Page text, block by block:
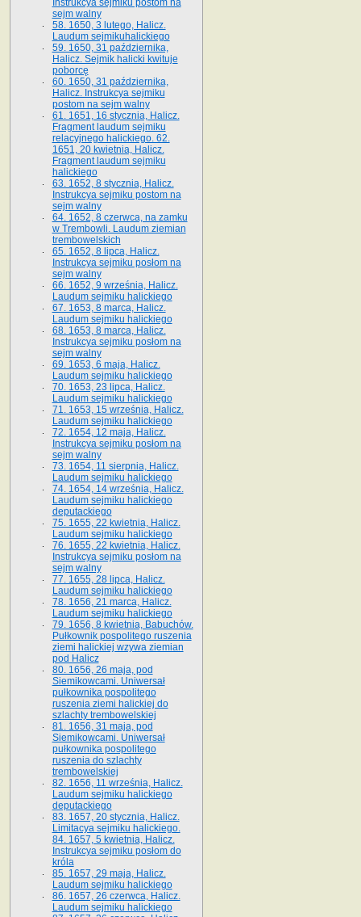
Instrukcya sejmiku postom na
sejm walny
58. 1650, 3 lutego, Halicz.
Laudum sejmikuhalickiego
59. 1650, 31 października,
Halicz. Sejmik halicki kwituje
poborcę
60. 1650, 31 października,
Halicz. Instrukcya sejmiku
postom na sejm walny
61. 1651, 16 stycznia, Halicz.
Fragment laudum sejmiku
relacyjnego halickiego. 62.
1651, 20 kwietnia, Halicz.
Fragment laudum sejmiku
halickiego
63. 1652, 8 stycznia, Halicz.
Instrukcya sejmiku postom na
sejm walny
64. 1652, 8 czerwca, na zamku
w Trembowli. Laudum ziemian
trembowelskich
65. 1652, 8 lipca, Halicz.
Instrukcya sejmiku posłom na
sejm walny
66. 1652, 9 września, Halicz.
Laudum sejmiku halickiego
67. 1653, 8 marca, Halicz.
Laudum sejmiku halickiego
68. 1653, 8 marca, Halicz.
Instrukcya sejmiku posłom na
sejm walny
69. 1653, 6 maja, Halicz.
Laudum sejmiku halickiego
70. 1653, 23 lipca, Halicz.
Laudum sejmiku halickiego
71. 1653, 15 września, Halicz.
Laudum sejmiku halickiego
72. 1654, 12 maja, Halicz.
Instrukcya sejmiku posłom na
sejm walny
73. 1654, 11 sierpnia, Halicz.
Laudum sejmiku halickiego
74. 1654, 14 września, Halicz.
Laudum sejmiku halickiego
deputackiego
75. 1655, 22 kwietnia, Halicz.
Laudum sejmiku halickiego
76. 1655, 22 kwietnia, Halicz.
Instrukcya sejmiku posłom na
sejm walny
77. 1655, 28 lipca, Halicz.
Laudum sejmiku halickiego
78. 1656, 21 marca, Halicz.
Laudum sejmiku halickiego
79. 1656, 8 kwietnia, Babuchów.
Pułkownik pospolitego ruszenia
ziemi halickiej wzywa ziemian
pod Halicz
80. 1656, 26 maja, pod
Siemikowcami. Uniwersał
pułkownika pospolitego
ruszenia ziemi halickiej do
szlachty trembowelskiej
81. 1656, 31 maja, pod
Siemikowcami. Uniwersał
pułkownika pospolitego
ruszenia do szlachty
trembowelskiej
82. 1656, 11 września, Halicz.
Laudum sejmiku halickiego
deputackiego
83. 1657, 20 stycznia, Halicz.
Limitacya sejmiku halickiego.
84. 1657, 5 kwietnia, Halicz.
Instrukcya sejmiku posłom do
króla
85. 1657, 29 maja, Halicz.
Laudum sejmiku halickiego
86. 1657, 26 czerwca, Halicz.
Laudum sejmiku halickiego